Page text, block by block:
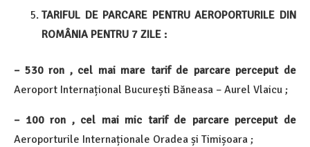
TARIFUL DE PARCARE PENTRU AEROPORTURILE DIN
ROMÂNIA PENTRU 7 ZILE :
– 530 ron , cel mai mare tarif de parcare perceput de
Aeroport Internațional București Băneasa – Aurel Vlaicu ;
– 100 ron , cel mai mic tarif de parcare perceput de
Aeroporturile Internaționale Oradea și Timișoara ;